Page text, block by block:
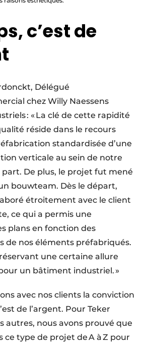
c’est de
Délégué
chez Willy Naessens
: « La clé de cette rapidité
réside dans le recours
standardisée d’une
verticale au sein de notre
De plus, le projet fut mené
bouwteam. Dès le départ,
étroitement avec le client
ce qui a permis une
plans en fonction des
de nos éléments préfabriqués.
une certaine allure
un bâtiment industriel. »
avec nos clients la conviction
de l’argent. Pour Teker
autres, nous avons prouvé que
ce type de projet de A à Z pour